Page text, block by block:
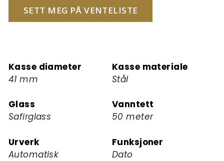
ventelisten
for
produktet
SETT MEG PÅ VENTELISTE
Kasse diameter
41 mm
Kasse materiale
Stål
Glass
Safirglass
Vanntett
50 meter
Urverk
Automatisk
Funksjoner
Dato